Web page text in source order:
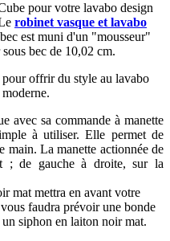
pour votre lavabo design
robinet vasque et lavabo
est muni d'un "mousseur"
bec de 10,02 cm.
pour offrir du style au lavabo
avec sa commande à manette
à utiliser. Elle permet de
main. La manette actionnée de
; de gauche à droite, sur la
mat mettra en avant votre
faudra prévoir une bonde
siphon en laiton noir mat.